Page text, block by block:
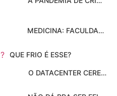
MEDICINA: FACULDADES A GRANEL!
QUE FRIO É ESSE?
O DATACENTER CEREBRAL